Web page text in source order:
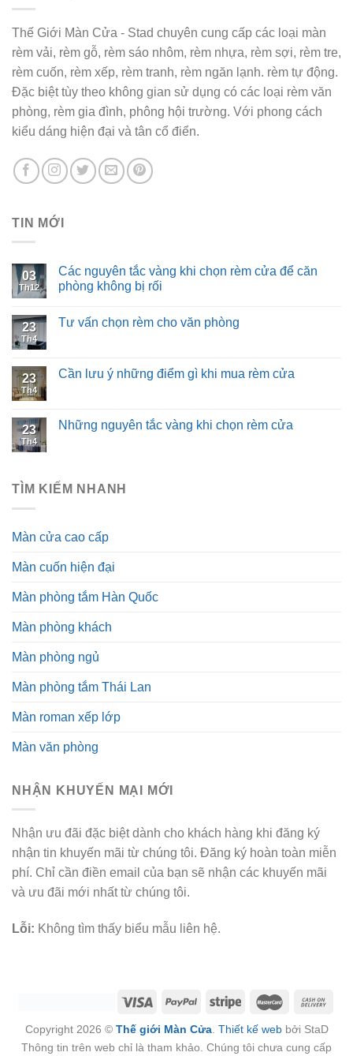
Thế Giới Màn Cửa - Stad chuyên cung cấp các loại màn
rèm vải, rèm gỗ, rèm sáo nhôm, rèm nhựa, rèm sợi, rèm tre,
rèm cuốn, rèm xếp, rèm tranh, rèm ngăn lạnh. rèm tự động.
Đặc biệt tùy theo không gian sử dụng có các loại rèm văn
phòng, rèm gia đình, phông hội trường. Với phong cách
kiểu dáng hiện đại và tân cổ điển.
TIN MỚI
03
Th12
Các nguyên tắc vàng khi chọn rèm cửa để căn
phòng không bị rối
23
Th4
Tư vấn chọn rèm cho văn phòng
23
Th4
Cần lưu ý những điểm gì khi mua rèm cửa
23
Th4
Những nguyên tắc vàng khi chọn rèm cửa
TÌM KIẾM NHANH
Màn cửa cao cấp
Màn cuốn hiện đại
Màn phòng tắm Hàn Quốc
Màn phòng khách
Màn phòng ngủ
Màn phòng tắm Thái Lan
Màn roman xếp lớp
Màn văn phòng
NHẬN KHUYẾN MẠI MỚI
Nhận ưu đãi đặc biệt dành cho khách hàng khi đăng ký
nhận tin khuyến mãi từ chúng tôi. Đăng ký hoàn toàn miễn
phí. Chỉ cần điền email của bạn sẽ nhận các khuyến mãi
và ưu đãi mới nhất từ chúng tôi.
Lỗi: Không tìm thấy biểu mẫu liên hệ.
Copyright 2026 © Thế giới Màn Cửa. Thiết kế webbởi StaD
Thông tin trên web chỉ là tham khảo. Chúng tôi chưa cung cấp